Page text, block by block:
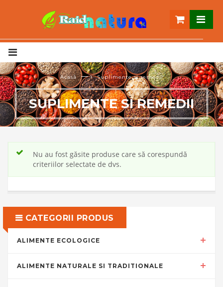
Acasă — › Suplimente si remedii
SUPLIMENTE SI REMEDII
Nu au fost găsite produse care să corespundă
criteriilor selectate de dvs.
CATEGORII PRODUS
ALIMENTE ECOLOGICE
ALIMENTE NATURALE SI TRADITIONALE